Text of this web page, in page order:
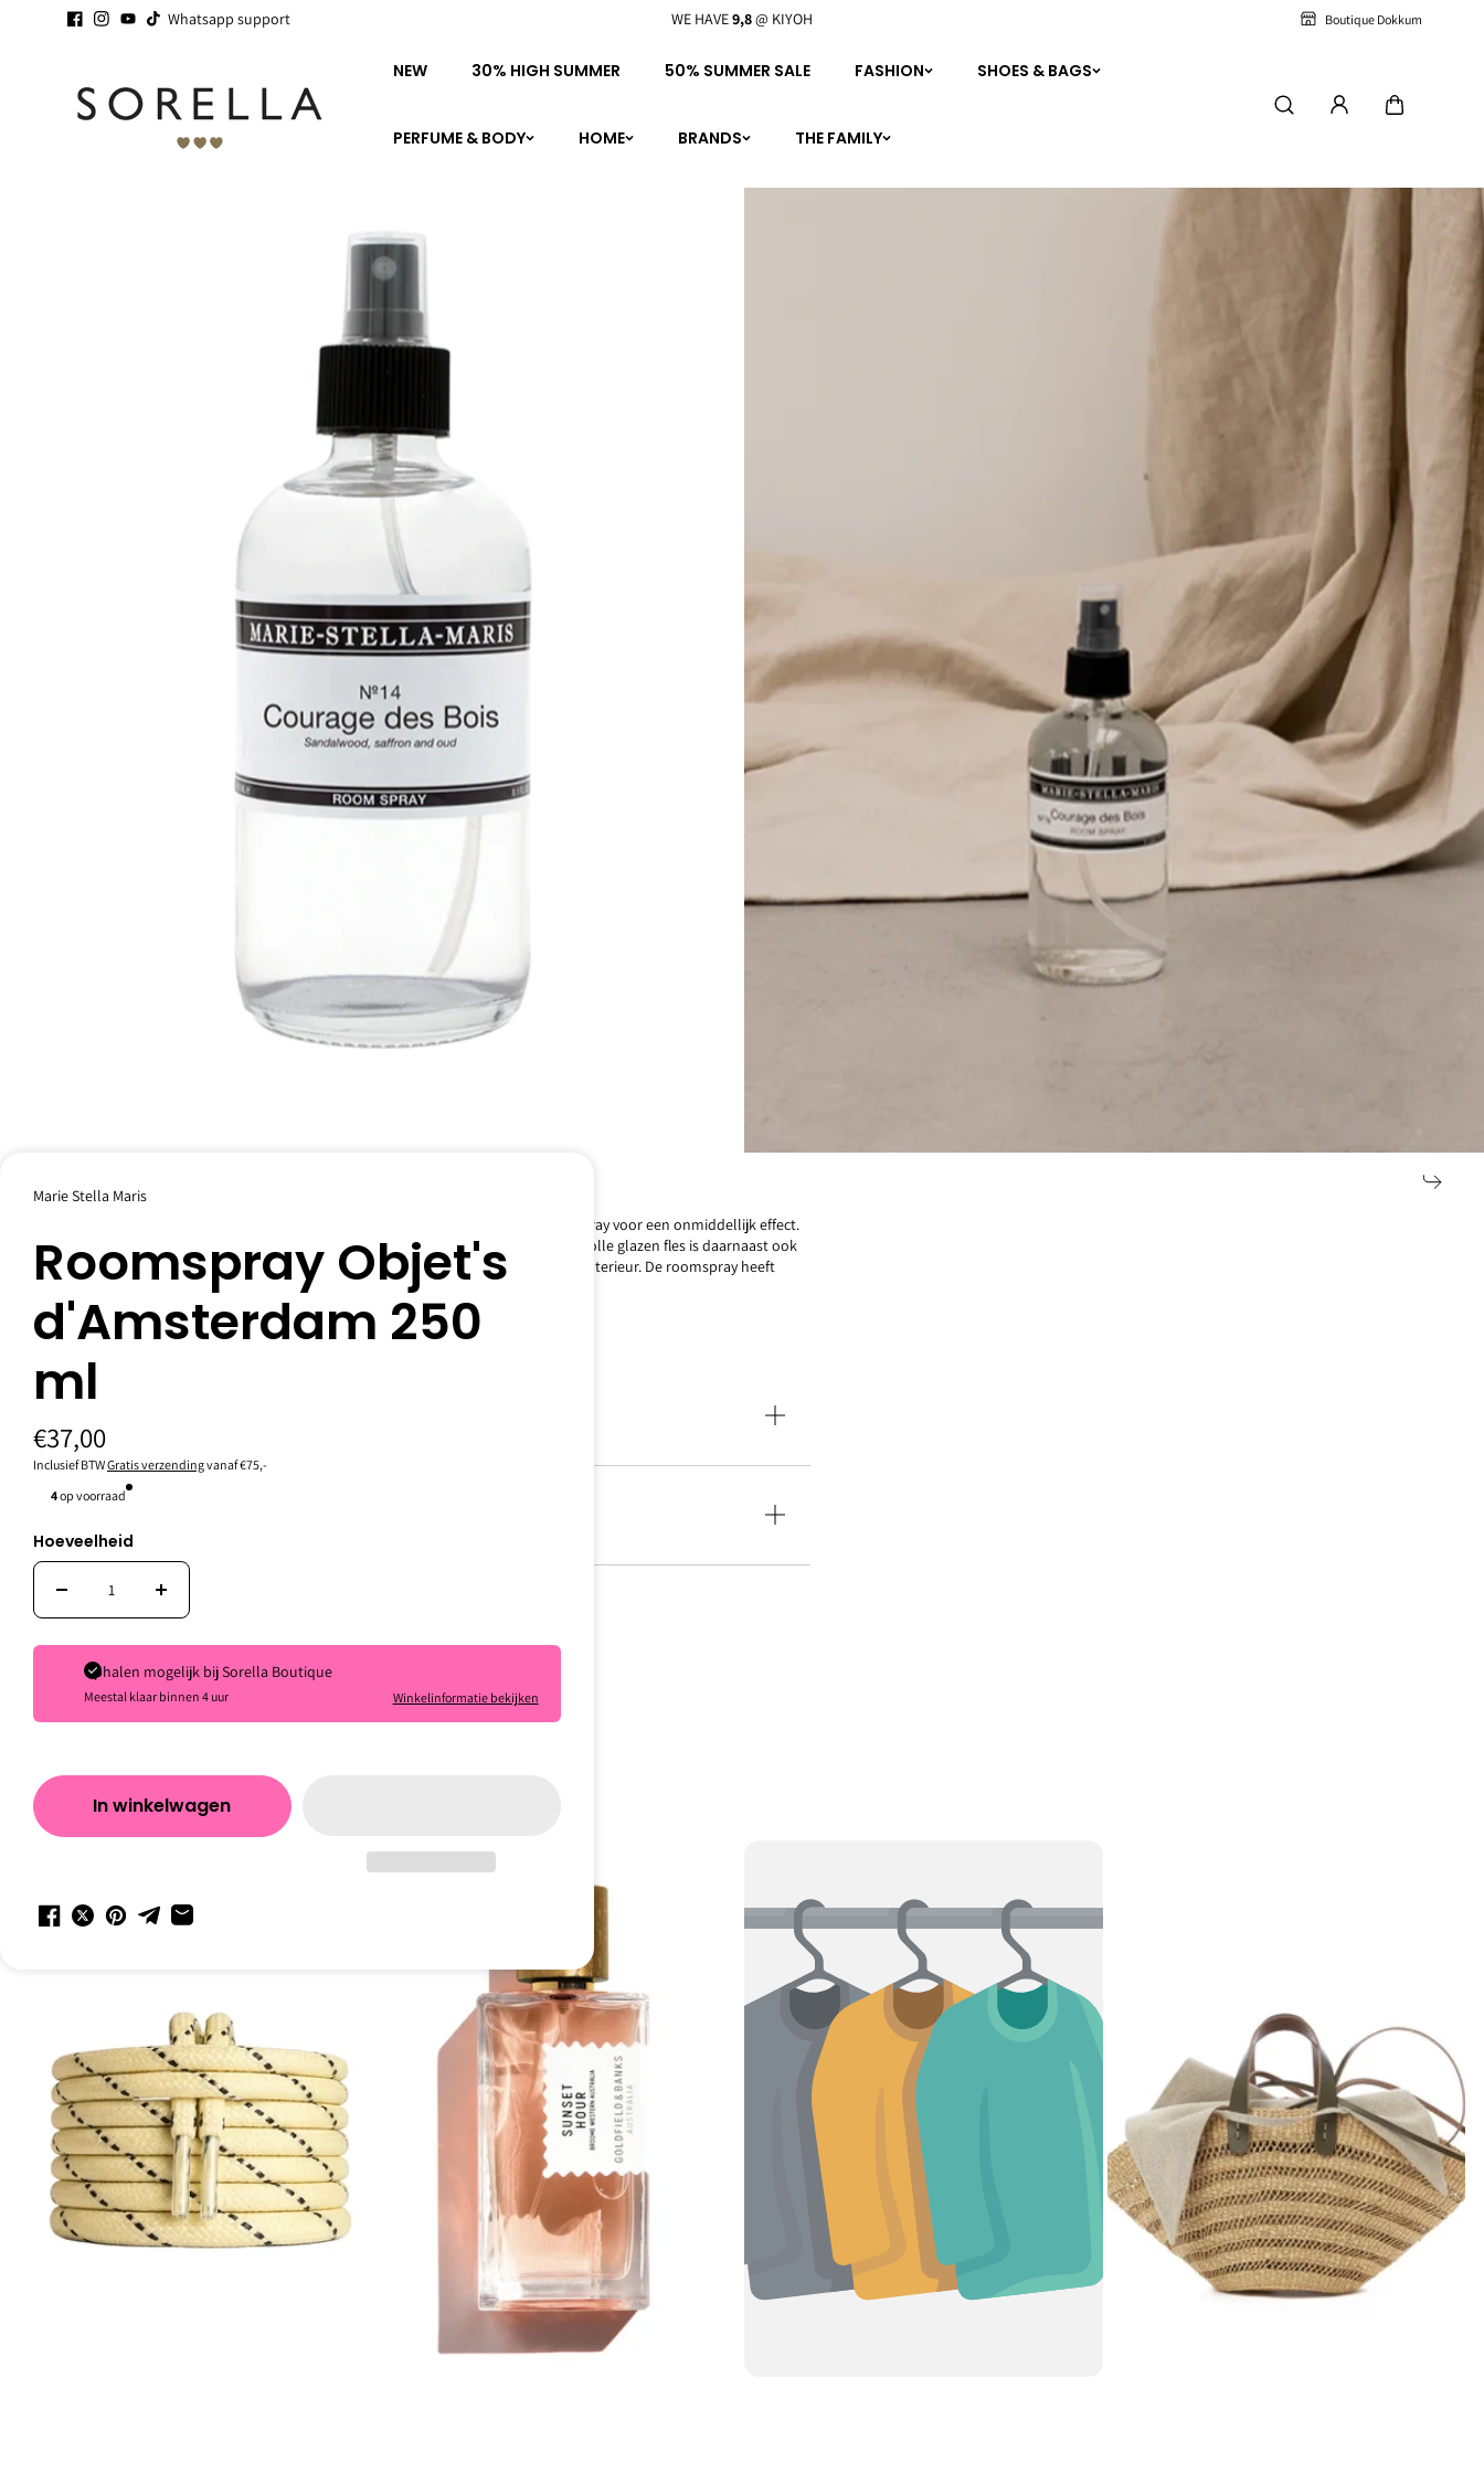
Ga naar
de Whatsapp support
16 YEARS SORELLA - STAPELSALEIS STARTING - WE HAVE9,8@ KIYOH Boutique Dokkum
NEW 30% HIGH SUMMER 50% SUMMER SALE FASHION SHOES & BAGS
PERFUME & BODY HOME BRANDS THE FAMILY
Marie Stella Maris
Roomspray Objet's
d'Amsterdam 250
ml
€37,00
Inclusief BTWGratis verzendingvanaf €75,-
4op voorraad
Hoeveelheid
Ophalen mogelijk bijSorella Boutique
Meestal klaar binnen 4 uur Winkelinformatie bekijken
In winkelwagen
Luxe roomspray om onmiddellijk een sensuele geur te creëren. Spray de roomspray voor een onmiddellijk effect.
Er zijn maar een paar sprays nodig om elke kamer in huis te parfumeren. De stijlvolle glazen fles is daarnaast ook
nog eens mooi om naar te kijken en daarmee een decoratieve toevoeging in elk interieur. De roomspray heeft
geurtonen van sandelhout, saffraan en oudh.
Gebruiksaanwijzing
Spray om de kamer direct te parfumeren. Slechts een paar sprays zijn nodig.
Specificaties
Persoonlijk advies
Roomspray Objet's d'Amsterdam 250
Inspiration.
Shop rustig verder in en als je vragen hebt staan wij voor je klaar.